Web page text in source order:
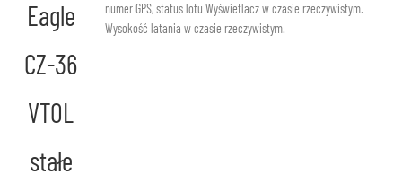
numer GPS, status lotu Wyświetlacz w czasie rzeczywistym.
Wysokość latania w czasie rzeczywistym.